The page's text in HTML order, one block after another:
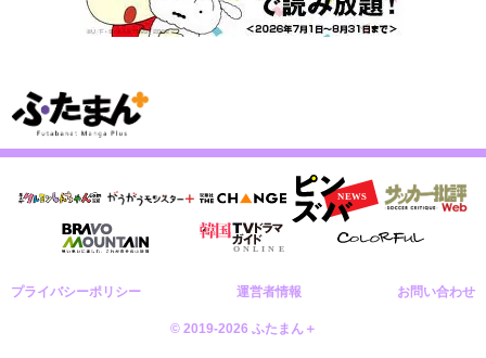
プライバシーポリシー 運営者情報 お問い合わせ
© 2019-2026 ふたまん＋